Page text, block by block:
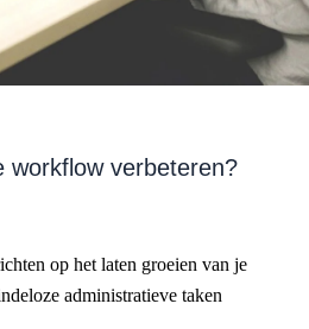
workflow verbeteren?
op het laten groeien van je
administratieve taken